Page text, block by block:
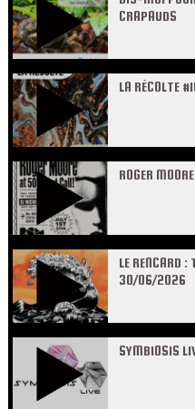
CRAPAUDS
LA RÉCOLTE
ROGER
LE RENCARD :
30/06/2026
SYMBIOSIS